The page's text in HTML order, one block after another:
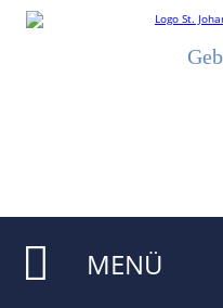
MENÜ